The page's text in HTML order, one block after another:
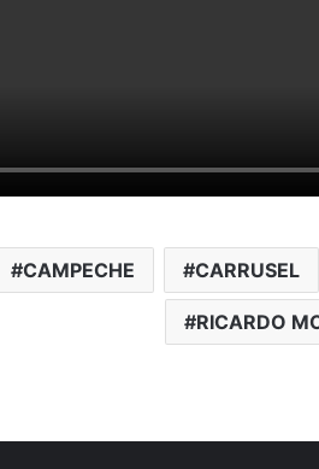
CAMPECHE CARRUSEL
RICARDO